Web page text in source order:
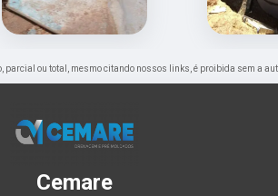
parcial ou total, mesmo citando nossos links, é proibida sem a
Cemare